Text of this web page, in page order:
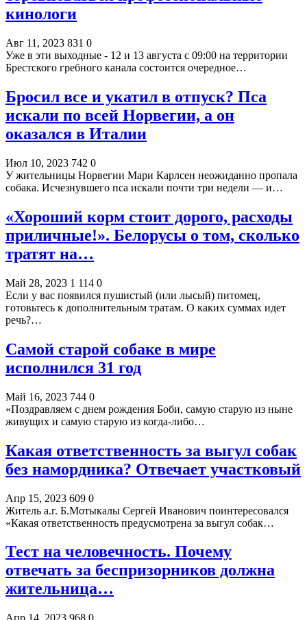
кинологи
Авг 11, 2023 831 0
Уже в эти выходные - 12 и 13 августа с 09:00 на территории
Брестского гребного канала состоится очередное…
Бросил все и укатил в отпуск? Пса
искали по всей Норвегии, а он
оказался в Италии
Июл 10, 2023 742 0
У жительницы Норвегии Мари Карлсен неожиданно пропала
собака. Исчезнувшего пса искали почти три недели — и…
«Хороший корм стоит дорого, расходы
приличные!». Белорусы о том, сколько
тратят на…
Май 28, 2023 1 114 0
Если у вас появился пушистый (или лысый) питомец,
готовьтесь к дополнительным тратам. О каких суммах идет
речь?…
Самой старой собаке в мире
исполнился 31 год
Май 16, 2023 744 0
«Поздравляем с днем рождения Боби, самую старую из ныне
живущих и самую старую из когда-либо…
Какая ответственность за выгул собак
без намордника? Отвечает участковый
Апр 15, 2023 609 0
Житель а.г. Б.Мотыкалы Сергей Иванович поинтересовался
«Какая ответственность предусмотрена за выгул собак…
Тест на человечность. Почему
отвечать за беспризорников должна
жительница…